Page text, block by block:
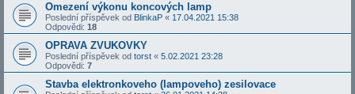
Omezení výkonu koncových lamp
Poslední příspěvek od BlinkaP « 17.04.2021 15:38
Odpovědi: 18
OPRAVA ZVUKOVKY
Poslední příspěvek od torst « 5.02.2021 23:28
Odpovědi: 7
Stavba elektronkoveho (lampoveho) zesilovace